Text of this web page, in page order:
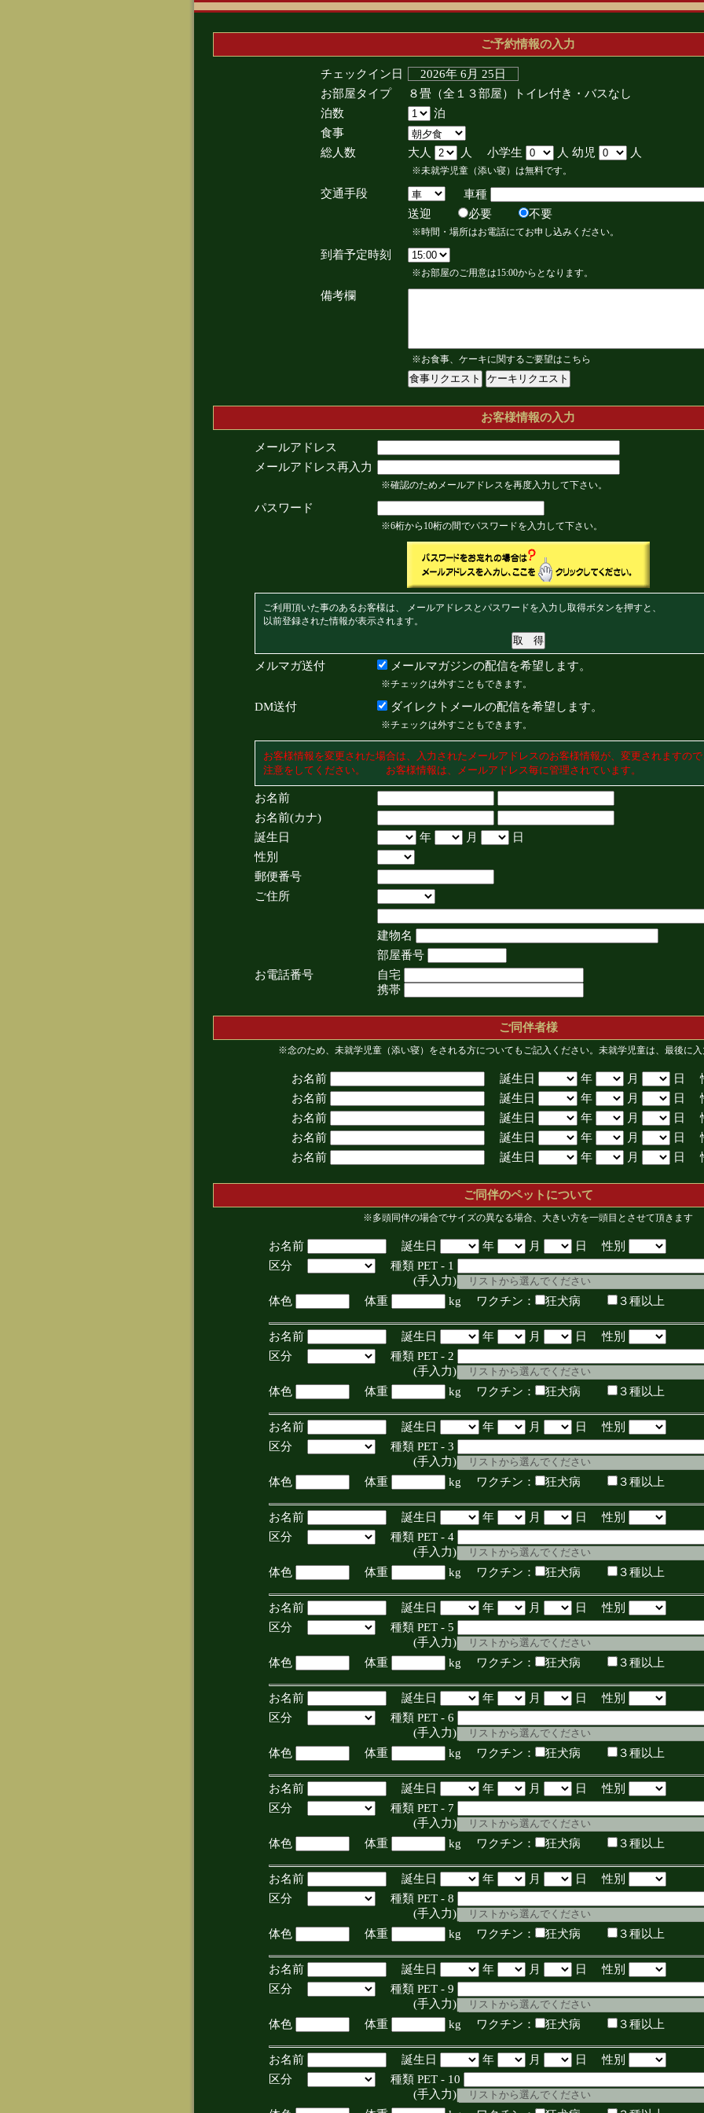
ご予約情報の入力
チェックイン日
2026年 6月 25日
お部屋タイプ
８畳（全１３部屋）トイレ付き・バスなし
泊数
泊
食事
総人数
大人 人 小学生 人 幼児 人
※未就学児童（添い寝）は無料です。
交通手段
車種
送迎
必要 不要
※時間・場所はお電話にてお申し込みください。
到着予定時刻
※お部屋のご用意は15:00からとなります。
備考欄
※お食事、ケーキに関するご要望はこちら
お客様情報の入力
メールアドレス
メールアドレス再入力
※確認のためメールアドレスを再度入力して下さい。
パスワード
※6桁から10桁の間でパスワードを入力して下さい。
ご利用頂いた事のあるお客様は、 メールアドレスとパスワードを入力し取得ボタンを押すと、
以前登録された情報が表示されます。
メルマガ送付 メールマガジンの配信を希望します。
※チェックは外すこともできます。
DM送付 ダイレクトメールの配信を希望します。
※チェックは外すこともできます。
お客様情報を変更された場合は、入力されたメールアドレスのお客様情報が、変更されますので
注意をしてください。 お客様情報は、メールアドレス毎に管理されています。
お名前
お名前(カナ)
誕生日
年 月
日
性別
郵便番号
ご住所
建物名
部屋番号
お電話番号
自宅
携帯
ご同伴者様
※念のため、未就学児童（添い寝）をされる方についてもご記入ください。未就学児童は、最後に入
お名前 誕生日 年 月
日
お名前
誕生日 年 月
日
お名前
誕生日 年 月
日
お名前
誕生日 年 月
日
お名前
誕生日 年 月 日
ご同伴のペットについて
※多頭同伴の場合でサイズの異なる場合、大きい方を一頭目とさせて頂きます
お名前 誕生日 年 月
日 性別
区分
種類 PET - 1
(手入力)
体色
体重 kg ワクチン： 狂犬病 ３種以上
お名前 誕生日 年 月
日 性別
区分
種類 PET - 2
(手入力)
体色
体重 kg ワクチン： 狂犬病 ３種以上
お名前 誕生日 年 月
日 性別
区分
種類 PET - 3
(手入力)
体色
体重 kg ワクチン： 狂犬病 ３種以上
お名前 誕生日 年 月
日 性別
区分
種類 PET - 4
(手入力)
体色
体重 kg ワクチン： 狂犬病 ３種以上
お名前 誕生日 年 月
日 性別
区分
種類 PET - 5
(手入力)
体色
体重 kg ワクチン： 狂犬病 ３種以上
お名前 誕生日 年 月
日 性別
区分
種類 PET - 6
(手入力)
体色
体重 kg ワクチン： 狂犬病 ３種以上
お名前 誕生日 年 月
日 性別
区分
種類 PET - 7
(手入力)
体色
体重 kg ワクチン： 狂犬病 ３種以上
お名前 誕生日 年 月
日 性別
区分
種類 PET - 8
(手入力)
体色
体重 kg ワクチン： 狂犬病 ３種以上
お名前 誕生日 年 月
日 性別
区分
種類 PET - 9
(手入力)
体色
体重 kg ワクチン： 狂犬病 ３種以上
お名前 誕生日 年 月
日 性別
区分
種類 PET - 10
(手入力)